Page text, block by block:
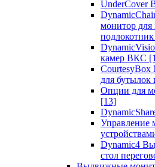
UnderCover
монитор для
подлокотник
камер ВКС
CourtesyBox
для бутылок
Опции для
[13]
Управление
Dynamic4
стол